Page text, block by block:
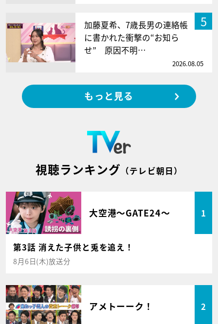
5
加藤夏希、7歳長男の連絡帳
に書かれた衝撃の“お知ら
せ” 原因不明…
2026.08.05
もっと見る
視聴ランキング （テレビ朝日）
大空港～GATE24～ 1
第3話 消えた子供と兎を追え！
8月6日(木)放送分
アメトーーク！ 2